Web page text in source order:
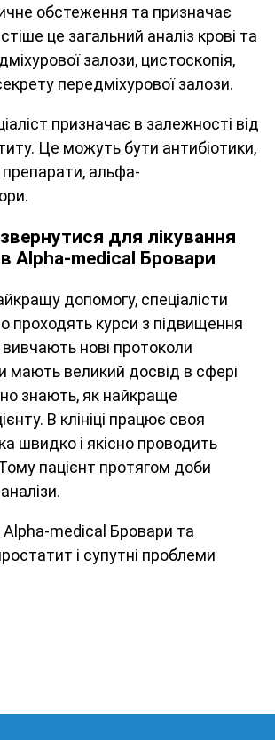
обстеження та призначає
це загальний аналіз крові та
залози, цистоскопія,
передміхурової залози.
призначає в залежності від
Це можуть бути антибіотики,
препарати, альфа-
для лікування
Alpha-medical Бровари
допомогу, спеціалісти
проходять курси з підвищення
вивчають нові протоколи
мають великий досвід в сфері
знають, як найкраще
В клініці працює своя
швидко і якісно проводить
пацієнт протягом доби
Alpha-medical Бровари та
і супутні проблеми